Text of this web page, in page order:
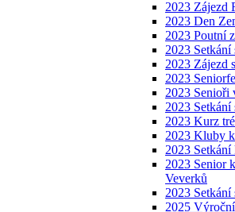
2023 Zájezd
2023 Den
2023 Poutní
2023
2023 Zájezd
2023
2023 Senioři
2023 Setkání
2023 Kurz
2023 Kluby
2023
2023 Senior
Veverků
2023 Setkání
2025